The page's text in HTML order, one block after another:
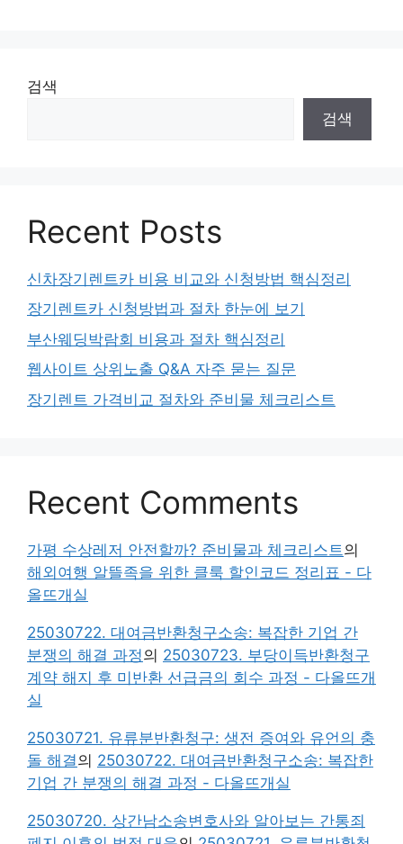
검색
검색
Recent Posts
신차장기렌트카 비용 비교와 신청방법 핵심정리
장기렌트카 신청방법과 절차 한눈에 보기
부산웨딩박람회 비용과 절차 핵심정리
웹사이트 상위노출 Q&A 자주 묻는 질문
장기렌트 가격비교 절차와 준비물 체크리스트
Recent Comments
가평 수상레저 안전할까? 준비물과 체크리스트 의
해외여행 알뜰족을 위한 클룩 할인코드 정리표 - 다
올뜨개실
25030722. 대여금반환청구소송: 복잡한 기업 간
분쟁의 해결 과정의 25030723. 부당이득반환청구
계약 해지 후 미반환 선급금의 회수 과정 - 다올뜨개
실
25030721. 유류분반환청구: 생전 증여와 유언의 충
돌 해결의 25030722. 대여금반환청구소송: 복잡한
기업 간 분쟁의 해결 과정 - 다올뜨개실
25030720. 상간남소송변호사와 알아보는 간통죄